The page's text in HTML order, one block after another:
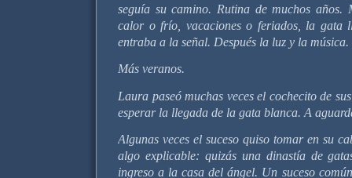
seguía su camino. Rutina de muchos años.
calor o frío, vacaciones o feriados, la gata
entraba a la señal. Después la luz y la música.
Más veranos.
Laura paseó muchas veces el cochecito de
esperar la llegada de la gata blanca. A
Algunas veces el suceso quiso tomar en su
algo explicable: quizás una dinastía de
ingreso a la casa del ángel. Un suceso